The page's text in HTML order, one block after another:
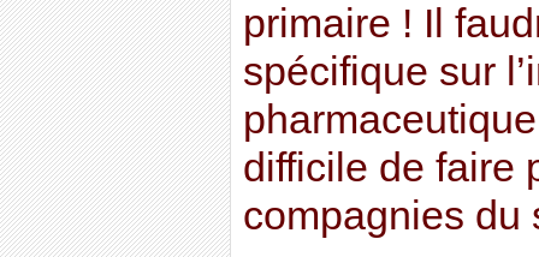
primaire ! Il
spécifique sur
difficile de faire
compagnies du